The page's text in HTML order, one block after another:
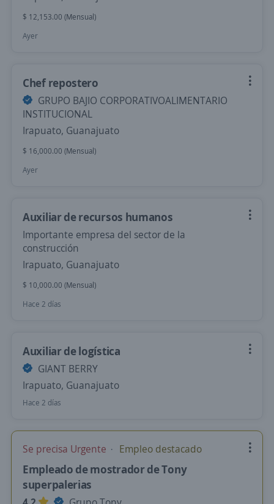
$ 12,153.00 (Mensual)
Ayer
Chef repostero
GRUPO BAJIO CORPORATIVOALIMENTARIO
INSTITUCIONAL
Irapuato, Guanajuato
$ 16,000.00 (Mensual)
Ayer
Auxiliar de recursos humanos
Importante empresa del sector de la
construcción
Irapuato, Guanajuato
$ 10,000.00 (Mensual)
Hace 2 días
Auxiliar de logística
GIANT BERRY
Irapuato, Guanajuato
Hace 2 días
Se precisa Urgente Empleo destacado
Empleado de mostrador de Tony
superpalerias